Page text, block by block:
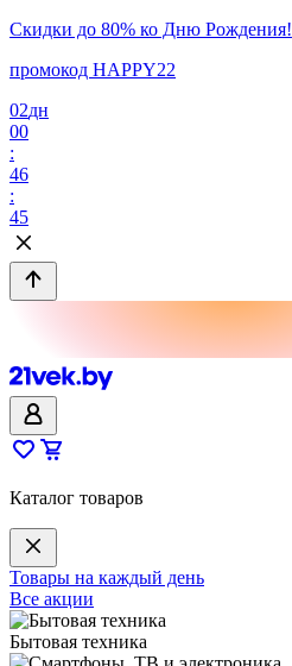
Скидки до 80% ко Дню Рождения!
промокод HAPPY22
02дн
00
:
46
:
45
Каталог товаров
Товары на каждый день
Все акции
Бытовая техника